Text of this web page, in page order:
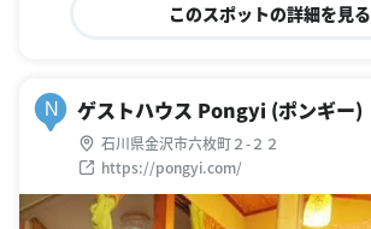
このスポットの詳細を見る
N ゲストハウス Pongyi (ポンギー)
石川県金沢市六枚町２-２２
https://pongyi.com/